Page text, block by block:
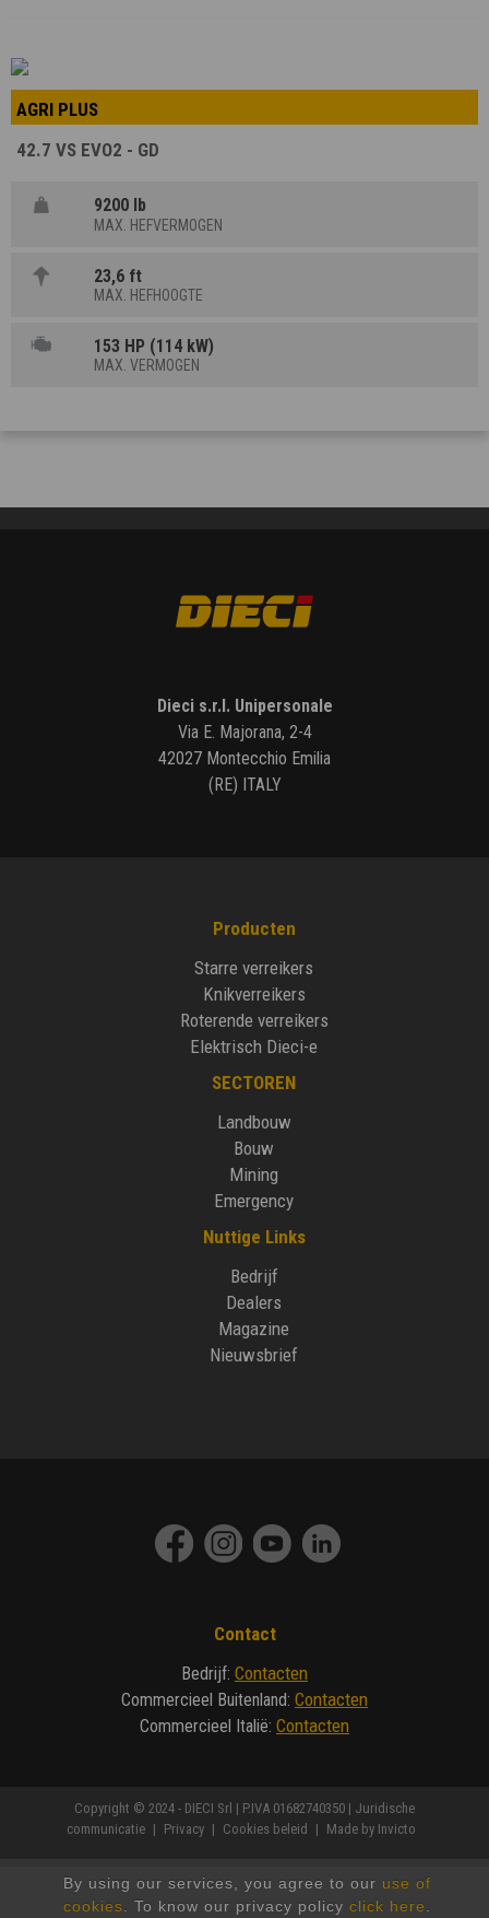
By using our services, you agree to our use of
cookies . To know our privacy policy click here
AGRI PLUS
42.7 VS EVO2 - GD
9200 lb
MAX. HEFVERMOGEN
23,6 ft
MAX. HEFHOOGTE
153 HP (114 kW)
MAX. VERMOGEN
Dieci s.r.l. Unipersonale
Via E. Majorana, 2-4
42027 Montecchio Emilia
(RE) ITALY
Producten
Starre verreikers
Knikverreikers
Roterende verreikers
Elektrisch Dieci-e
SECTOREN
Landbouw
Bouw
Mining
Emergency
Nuttige Links
Bedrijf
Dealers
Magazine
Nieuwsbrief
Contact
Bedrijf: Contacten
Commercieel Buitenland: Contacten
Commercieel Italië: Contacten
Copyright © 2024 - DIECI Srl | P.IVA 01682740350 | Juridische
communicatie | Privacy | Cookies beleid | Made by Invicto